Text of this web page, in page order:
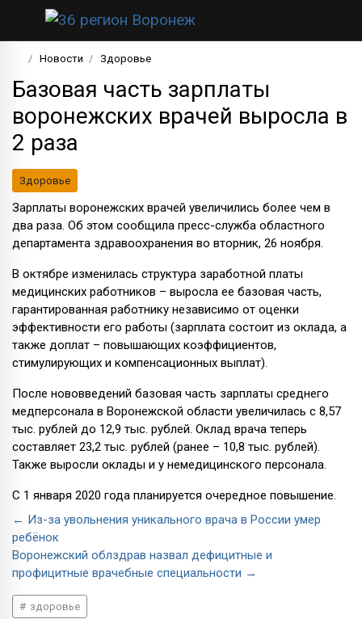
Новости Здоровье
Базовая часть зарплаты
воронежских врачей выросла в
2 раза
Здоровье
Зарплаты воронежских врачей увеличились более чем в
два раза. Об этом сообщила пресс-служба областного
департамента здравоохранения во вторник, 26 ноября.
В октябре изменилась структура заработной платы
медицинских работников – выросла ее базовая часть,
гарантированная работнику независимо от оценки
эффективности его работы (зарплата состоит из оклада, а
также доплат – повышающих коэффициентов,
стимулирующих и компенсационных выплат).
После нововведений базовая часть зарплаты среднего
медперсонала в Воронежской области увеличилась с 8,57
тыс. рублей до 12,9 тыс. рублей. Оклад врача теперь
составляет 23,2 тыс. рублей (ранее – 10,8 тыс. рублей).
Также выросли оклады и у немедицинского персонала.
С 1 января 2020 года планируется очередное повышение.
← Из-за увольнения уникального врача в России умер
ребёнок
Воронежский облздрав назвал дефицитные и
профицитные врачебные специальности →
здоровье